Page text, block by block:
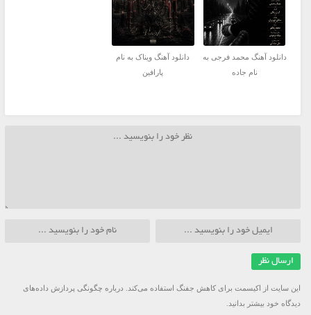
دانلود آهنگ محمد فرجی به
نام جاده
دانلود آهنگ ویناک به نام
پارافین
این سایت از اکیسمت برای کاهش جفنگ استفاده می‌کند. درباره چگونگی پردازش داده‌های
دیدگاه خود بیشتر بدانید.